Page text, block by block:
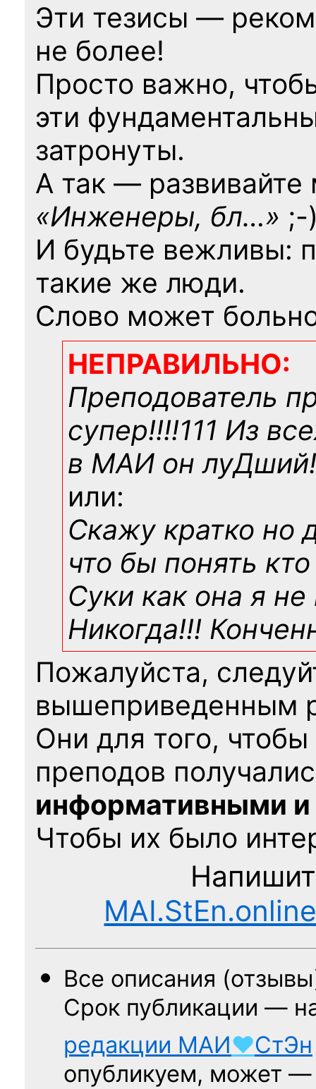
Эти тезисы —
не более!
Просто важно,
эти
затронуты.
А так — развивайте
«Инженеры, бл…» ;-
И будьте вежливы:
такие же люди.
Слово может
НЕПРАВИЛЬНО:
Преподователь
супер!!!!111 Из
в МАИ он
или:
Скажу кратко но
что бы понять
Суки как она я не
Никогда!!!
Пожалуйста,
вышеприведенным
Они для того,
преподов
информативными
Чтобы их было
Все описания
Срок публикации —
редакции МАИ♥СтЭн
опубликуем, может